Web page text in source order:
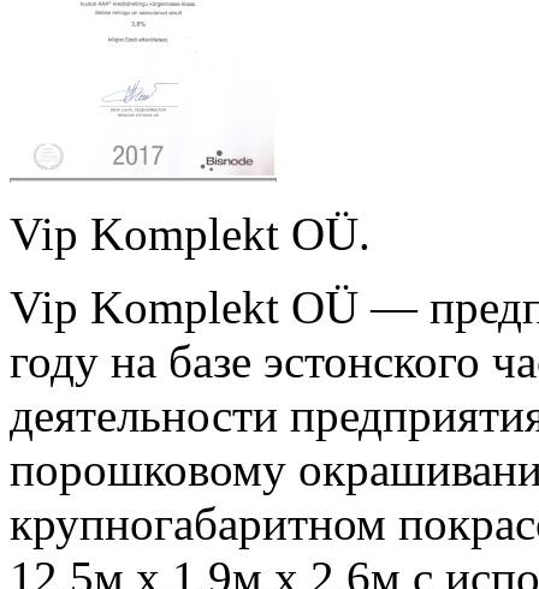
Vip Komplekt OÜ.
Vip Komplekt OÜ —
году на базе эстонского
деятельности
порошковому
крупногабаритном
12,5м х 1,9м х 2,6м с